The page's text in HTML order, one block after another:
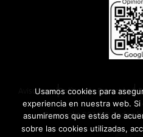
Aviso LegalPolítica de Privacidad
Copyright 2018 © Todos
Usamos cookies para
experiencia en nuestra web.
asumiremos que estás de
sobre las cookies utilizadas,